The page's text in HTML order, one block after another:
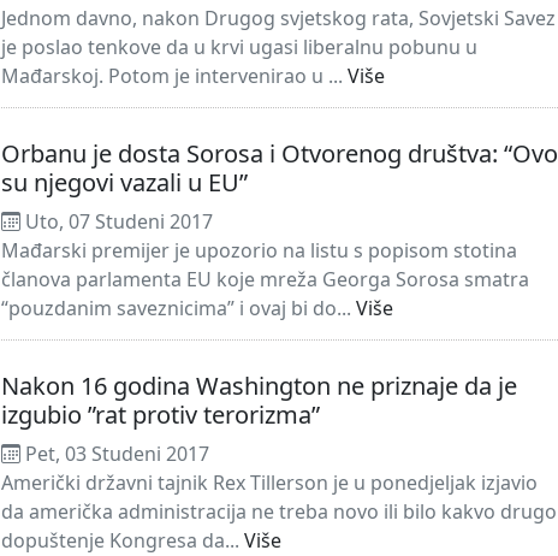
Jednom davno, nakon Drugog svjetskog rata, Sovjetski Savez
je poslao tenkove da u krvi ugasi liberalnu pobunu u
Mađarskoj. Potom je intervenirao u ... Više
Orbanu je dosta Sorosa i Otvorenog društva: “Ovo
su njegovi vazali u EU”
Uto, 07 Studeni 2017
Mađarski premijer je upozorio na listu s popisom stotina
članova parlamenta EU koje mreža Georga Sorosa smatra
“pouzdanim saveznicima” i ovaj bi do... Više
Nakon 16 godina Washington ne priznaje da je
izgubio ”rat protiv terorizma”
Pet, 03 Studeni 2017
Američki državni tajnik Rex Tillerson je u ponedjeljak izjavio
da američka administracija ne treba novo ili bilo kakvo drugo
dopuštenje Kongresa da... Više